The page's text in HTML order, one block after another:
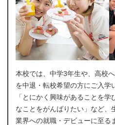
本校では、中学3年生や、高校
を中退・転校希望の方にご入学
「とにかく興味があることを
なことをがんばりたい」など、
業界への就職・デビューに至る